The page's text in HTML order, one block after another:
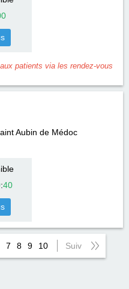
patients via les rendez-vous
Aubin de Médoc
:40
7 8 9 10 Suiv